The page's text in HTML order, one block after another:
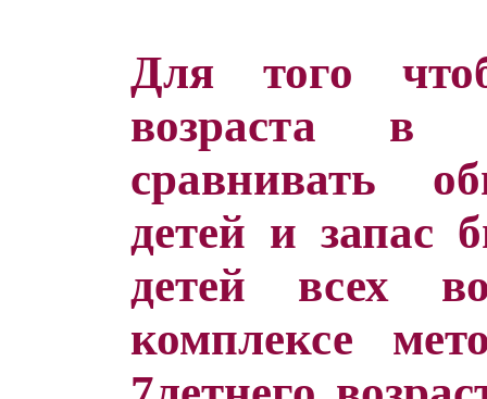
Для того
возраста в
сравнивать
детей и запас
детей всех
комплексе